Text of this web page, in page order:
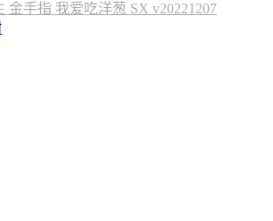
金手指 我爱吃洋葱 SX v20221207